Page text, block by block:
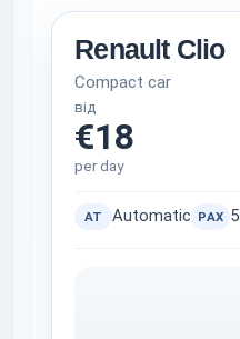
Renault Clio
Compact car
від
€18
per day
AT Automatic PAX 5